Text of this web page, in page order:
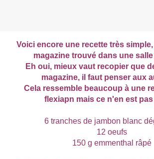
Voici encore une recette très
magazine trouvé dans une
Eh oui, mieux vaut recopier que
magazine, il faut penser aux
Cela ressemble beaucoup à une
flexiapn mais ce n'en est
6 tranches de jambon blanc
12 oeufs
150 g emmenthal râpé